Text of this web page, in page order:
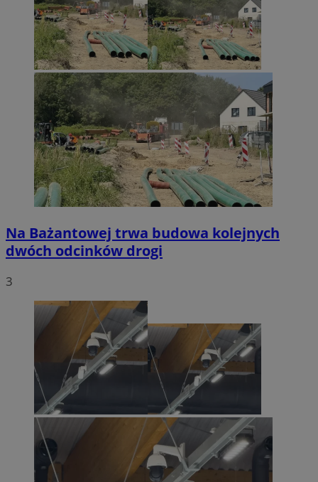
Na Bażantowej trwa budowa kolejnych
dwóch odcinków drogi
3